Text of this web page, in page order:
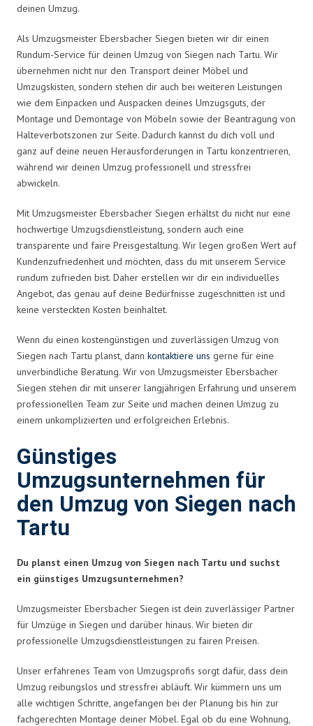
deinen Umzug.
Als Umzugsmeister Ebersbacher Siegen bieten wir dir einen
Rundum-Service für deinen Umzug von Siegen nach Tartu. Wir
übernehmen nicht nur den Transport deiner Möbel und
Umzugskisten, sondern stehen dir auch bei weiteren Leistungen
wie dem Einpacken und Auspacken deines Umzugsguts, der
Montage und Demontage von Möbeln sowie der Beantragung von
Halteverbotszonen zur Seite. Dadurch kannst du dich voll und
ganz auf deine neuen Herausforderungen in Tartu konzentrieren,
während wir deinen Umzug professionell und stressfrei
abwickeln.
Mit Umzugsmeister Ebersbacher Siegen erhältst du nicht nur eine
hochwertige Umzugsdienstleistung, sondern auch eine
transparente und faire Preisgestaltung. Wir legen großen Wert auf
Kundenzufriedenheit und möchten, dass du mit unserem Service
rundum zufrieden bist. Daher erstellen wir dir ein individuelles
Angebot, das genau auf deine Bedürfnisse zugeschnitten ist und
keine versteckten Kosten beinhaltet.
Wenn du einen kostengünstigen und zuverlässigen Umzug von
Siegen nach Tartu planst, dann kontaktiere uns gerne für eine
unverbindliche Beratung. Wir von Umzugsmeister Ebersbacher
Siegen stehen dir mit unserer langjährigen Erfahrung und unserem
professionellen Team zur Seite und machen deinen Umzug zu
einem unkomplizierten und erfolgreichen Erlebnis.
Günstiges
Umzugsunternehmen für
den Umzug von Siegen nach
Tartu
Du planst einen Umzug von Siegen nach Tartu und suchst
ein günstiges Umzugsunternehmen?
Umzugsmeister Ebersbacher Siegen ist dein zuverlässiger Partner
für Umzüge in Siegen und darüber hinaus. Wir bieten dir
professionelle Umzugsdienstleistungen zu fairen Preisen.
Unser erfahrenes Team von Umzugsprofis sorgt dafür, dass dein
Umzug reibungslos und stressfrei abläuft. Wir kümmern uns um
alle wichtigen Schritte, angefangen bei der Planung bis hin zur
fachgerechten Montage deiner Möbel. Egal ob du eine Wohnung,